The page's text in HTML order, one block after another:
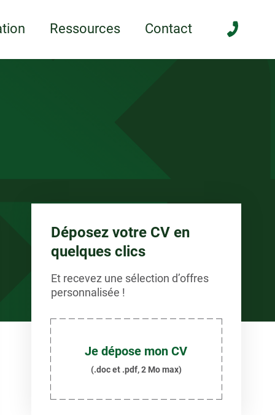
Ressources Contact
Déposez votre CV en
quelques clics
Et recevez une sélection d’offres
personnalisée !
Je dépose mon CV
(.doc et .pdf, 2 Mo max)